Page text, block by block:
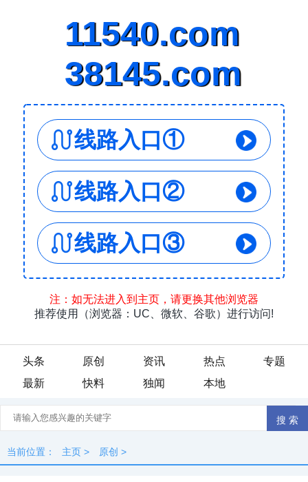
头条 原创 资讯 热点
专题
最新
快料 独闻 本地
当前位置： 主页 > 原创 >